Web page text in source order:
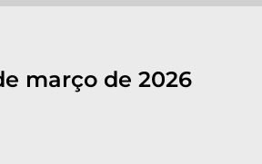
março de 2026